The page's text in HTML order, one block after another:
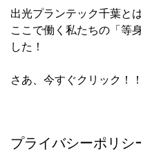
出光プランテック千葉と
ここで働く私たちの「等
した！
さあ、今すぐクリック！！
プライバシーポリシ